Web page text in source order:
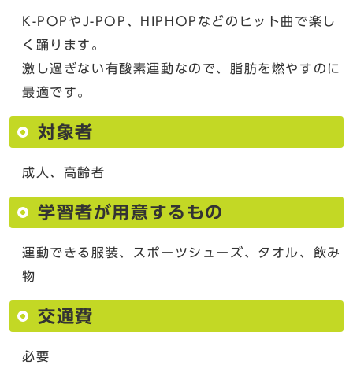
K-POPやJ-POP、HIPHOPなどのヒット曲で楽し
く踊ります。
激し過ぎない有酸素運動なので、脂肪を燃やすのに
最適です。
対象者
成人、高齢者
学習者が用意するもの
運動できる服装、スポーツシューズ、タオル、飲み
物
交通費
必要